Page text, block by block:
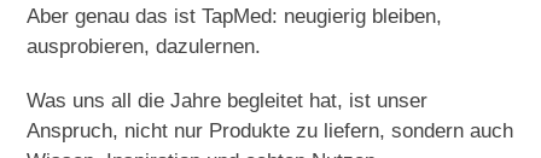
Aber genau das ist TapMed: neugierig bleiben,
ausprobieren, dazulernen.
Was uns all die Jahre begleitet hat, ist unser
Anspruch, nicht nur Produkte zu liefern, sondern auch